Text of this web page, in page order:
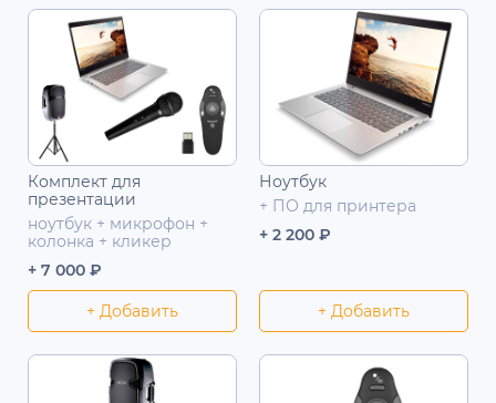
Комплект для
презентации
ноутбук + микрофон +
колонка + кликер
+ 7 000 ₽
+ Добавить
Ноутбук
+ ПО для принтера
+ 2 200 ₽
+ Добавить